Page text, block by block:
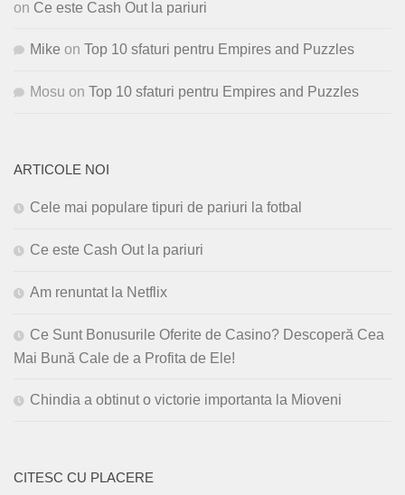
on Ce este Cash Out la pariuri
Mike on Top 10 sfaturi pentru Empires and Puzzles
Mosu on Top 10 sfaturi pentru Empires and Puzzles
ARTICOLE NOI
Cele mai populare tipuri de pariuri la fotbal
Ce este Cash Out la pariuri
Am renuntat la Netflix
Ce Sunt Bonusurile Oferite de Casino? Descoperă Cea
Mai Bună Cale de a Profita de Ele!
Chindia a obtinut o victorie importanta la Mioveni
CITESC CU PLACERE